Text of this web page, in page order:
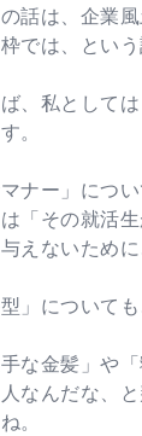
話は、企業
では、とい
、私として
。
ナー」につ
「その就活
えないため
」について
な金髪」や
なんだな、
。